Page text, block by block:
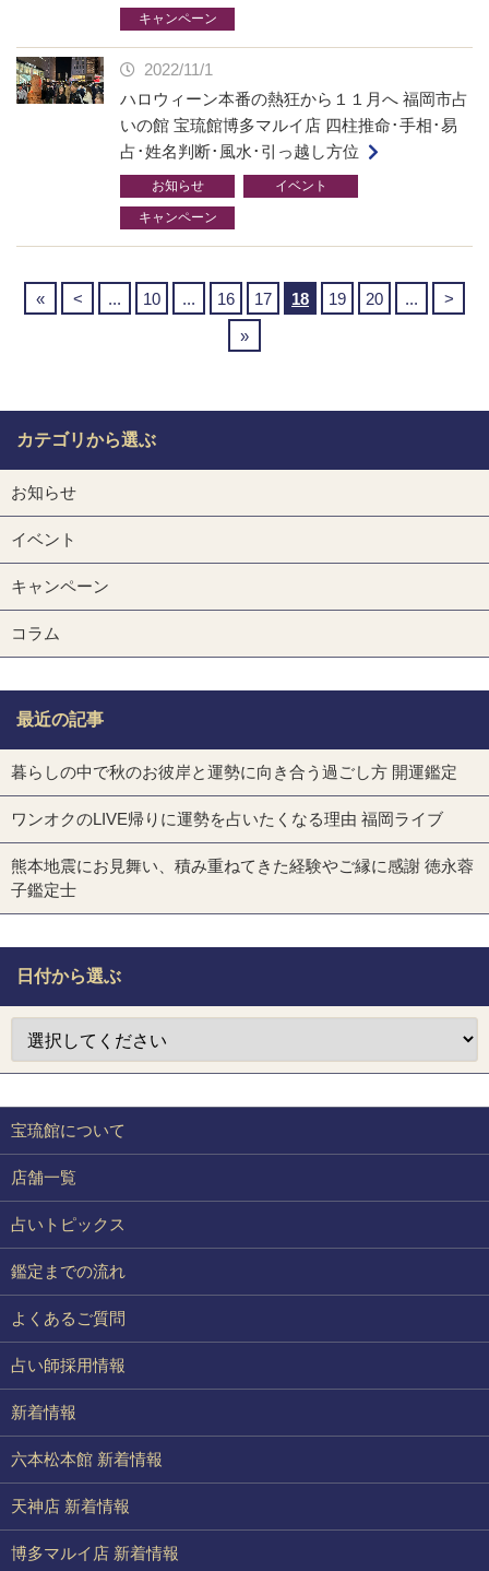
キャンペーン
2022/11/1
ハロウィーン本番の熱狂から１１月へ 福岡市占
いの館 宝琉館博多マルイ店 四柱推命･手相･易
占･姓名判断･風水･引っ越し方位
お知らせ イベント
キャンペーン
« < ... 10 ... 16 17 18 19 20 ...
>
»
カテゴリから選ぶ
お知らせ
イベント
キャンペーン
コラム
最近の記事
暮らしの中で秋のお彼岸と運勢に向き合う過ごし方 開運鑑定
ワンオクのLIVE帰りに運勢を占いたくなる理由 福岡ライブ
熊本地震にお見舞い、積み重ねてきた経験やご縁に感謝 徳永蓉
子鑑定士
日付から選ぶ
宝琉館について
店舗一覧
占いトピックス
鑑定までの流れ
よくあるご質問
占い師採用情報
新着情報
六本松本館 新着情報
天神店 新着情報
博多マルイ店 新着情報